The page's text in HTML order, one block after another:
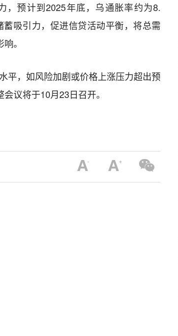
，预计到2025年底，乌通胀率约为8.
吸引力，促进信贷活动平衡，将总需
。
平，如风险加剧或价格上涨压力超出预
会议将于10月23日召开。